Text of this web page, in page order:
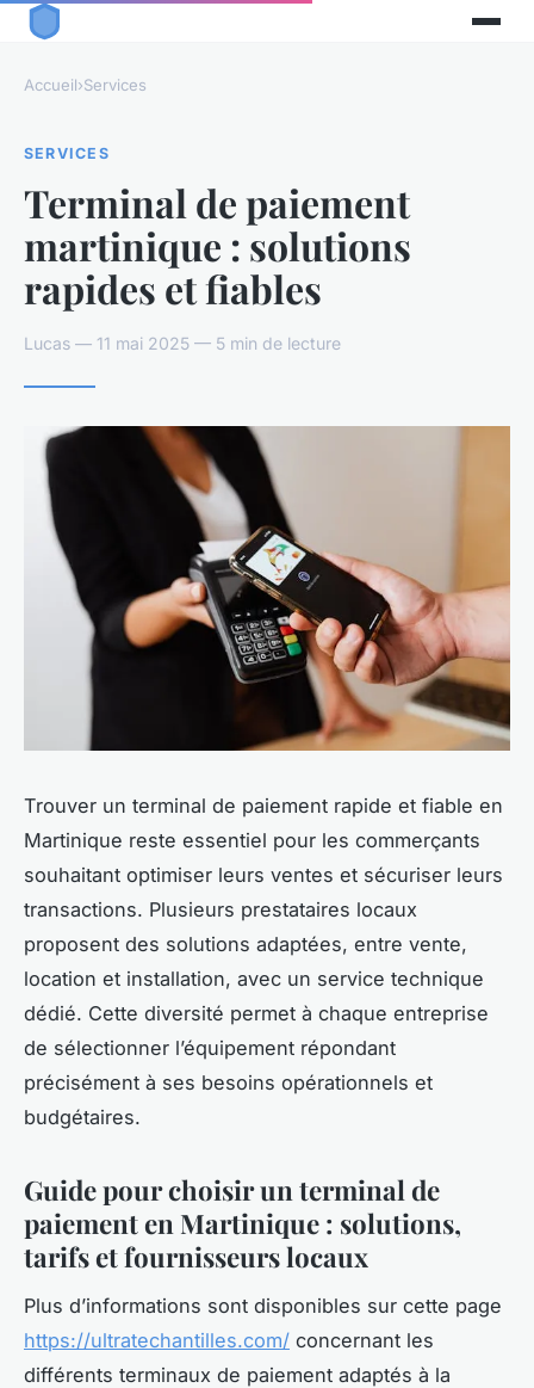
Accueil›Services
SERVICES
Terminal de paiement
martinique : solutions
rapides et fiables
Lucas — 11 mai 2025 — 5 min de lecture
Trouver un terminal de paiement rapide et fiable en
Martinique reste essentiel pour les commerçants
souhaitant optimiser leurs ventes et sécuriser leurs
transactions. Plusieurs prestataires locaux
proposent des solutions adaptées, entre vente,
location et installation, avec un service technique
dédié. Cette diversité permet à chaque entreprise
de sélectionner l’équipement répondant
précisément à ses besoins opérationnels et
budgétaires.
Guide pour choisir un terminal de
paiement en Martinique : solutions,
tarifs et fournisseurs locaux
Plus d’informations sont disponibles sur cette page
https://ultratechantilles.com/ concernant les
différents terminaux de paiement adaptés à la